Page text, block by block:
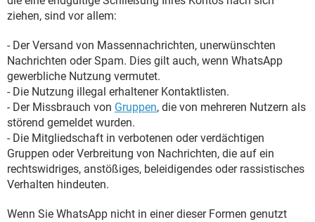
ziehen, sind vor allem:
- Der Versand von Massennachrichten, unerwünschten
Nachrichten oder Spam. Dies gilt auch, wenn WhatsApp
gewerbliche Nutzung vermutet.
- Die Nutzung illegal erhaltener Kontaktlisten.
- Der Missbrauch von Gruppen, die von mehreren Nutzern als
störend gemeldet wurden.
- Die Mitgliedschaft in verbotenen oder verdächtigen
Gruppen oder Verbreitung von Nachrichten, die auf ein
rechtswidriges, anstößiges, beleidigendes oder rassistisches
Verhalten hindeuten.
Wenn Sie WhatsApp nicht in einer dieser Formen genutzt